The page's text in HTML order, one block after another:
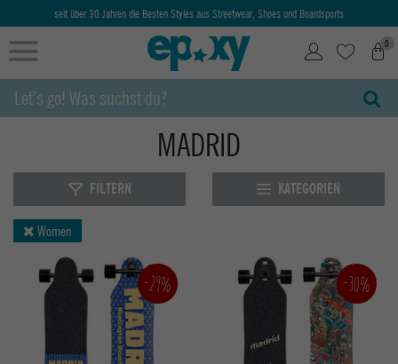
seit über 30 Jahren die Besten Styles aus Streetwear, Shoes und Boardsports
0
MADRID
FILTERN KATEGORIEN
Women
-29% -30%